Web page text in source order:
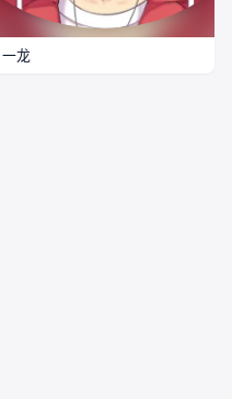
一龙